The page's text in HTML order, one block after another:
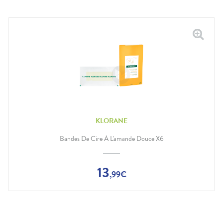
KLORANE
Bandes De Cire À L'amande Douce X6
13,99€